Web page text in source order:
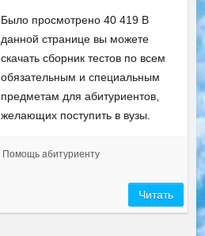
Было просмотрено 40 419 В
данной странице вы можете
скачать сборник тестов по всем
обязательным и специальным
предметам для абитуриентов,
желающих поступить в вузы.
Помощь абитуриенту
Читать